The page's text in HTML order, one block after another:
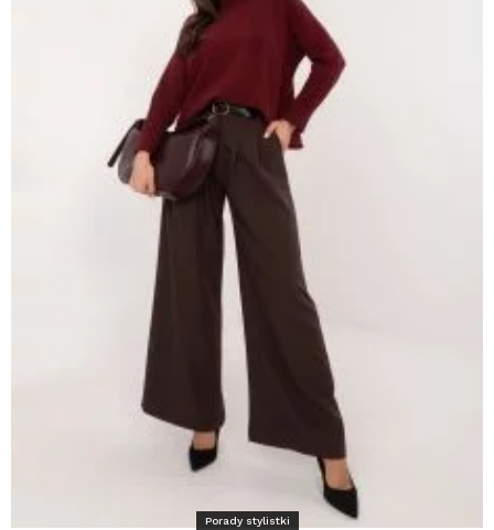
Porady stylistki